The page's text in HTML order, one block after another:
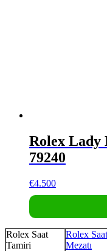
Rolex Lady
79240
€4.500
Rolex Saat
Tamiri
Rolex Saat
Mezatı